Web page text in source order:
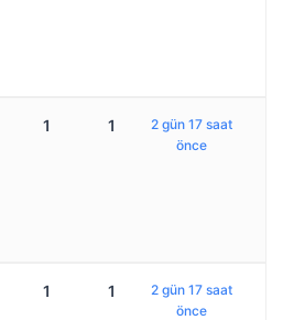
1 1
2 gün 17 saat
önce
1 1
2 gün 17 saat
önce